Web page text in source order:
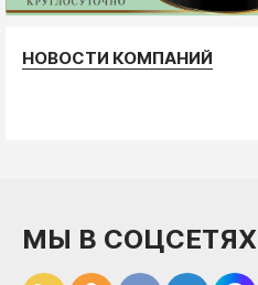
НОВОСТИ КОМПАНИЙ
МЫ В СОЦСЕТЯХ